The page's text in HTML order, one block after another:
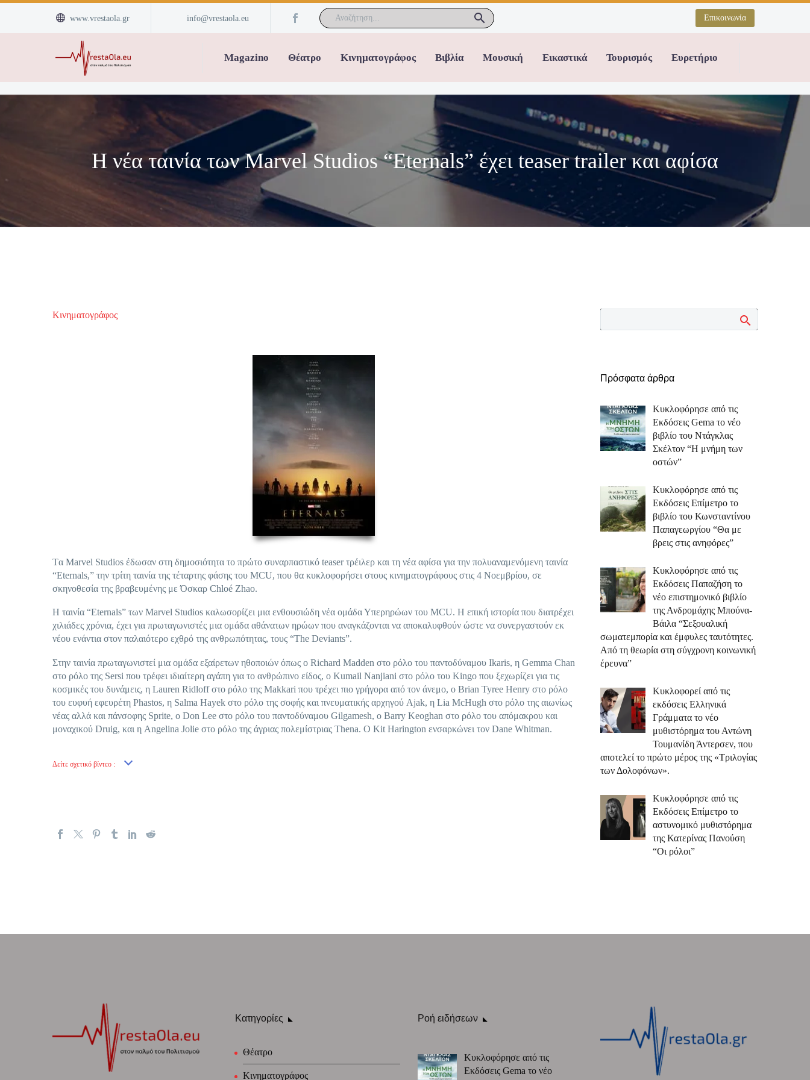

 www.vrestaola.gr info@vrestaola.eu Επικοινωνία
Magazino Θέατρο Κινηματογράφος Βιβλία Μουσική Εικαστικά Τουρισμός Ευρετήριο
Η νέα ταινία των Marvel Studios “Eternals” έχει teaser trailer και αφίσα
Κινηματογράφος
Tα Marvel Studios έδωσαν στη δημοσιότητα το πρώτο συναρπαστικό teaser τρέιλερ και τη νέα αφίσα για την πολυαναμενόμενη ταινία
“Eternals,” την τρίτη ταινία της τέταρτης φάσης του MCU, που θα κυκλοφορήσει στους κινηματογράφους στις 4 Νοεμβρίου, σε
σκηνοθεσία της βραβευμένης με Όσκαρ Chloé Zhao.
Η ταινία “Eternals” των Marvel Studios καλωσορίζει μια ενθουσιώδη νέα ομάδα Υπερηρώων του MCU. Η επική ιστορία που διατρέχει
χιλιάδες χρόνια, έχει για πρωταγωνιστές μια ομάδα αθάνατων ηρώων που αναγκάζονται να αποκαλυφθούν ώστε να συνεργαστούν εκ
νέου ενάντια στον παλαιότερο εχθρό της ανθρωπότητας, τους “The Deviants”.
Στην ταινία πρωταγωνιστεί μια ομάδα εξαίρετων ηθοποιών όπως ο Richard Madden στο ρόλο του παντοδύναμου Ikaris, η Gemma Chan
στο ρόλο της Sersi που τρέφει ιδιαίτερη αγάπη για το ανθρώπινο είδος, ο Kumail Nanjiani στο ρόλο του Kingo που ξεχωρίζει για τις
κοσμικές του δυνάμεις, η Lauren Ridloff στο ρόλο της Makkari που τρέχει πιο γρήγορα από τον άνεμο, ο Brian Tyree Henry στο ρόλο
του ευφυή εφευρέτη Phastos, η Salma Hayek στο ρόλο της σοφής και πνευματικής αρχηγού Ajak, η Lia McHugh στο ρόλο της αιωνίως
νέας αλλά και πάνσοφης Sprite, ο Don Lee στο ρόλο του παντοδύναμου Gilgamesh, ο Barry Keoghan στο ρόλο του απόμακρου και
μοναχικού Druig, και η Angelina Jolie στο ρόλο της άγριας πολεμίστριας Thena. Ο Kit Harington ενσαρκώνει τον Dane Whitman.
Δείτε σχετικό βίντεο :
Πρόσφατα άρθρα
Κυκλοφόρησε από τις
Εκδόσεις Gema το νέο
βιβλίο του Ντάγκλας
Σκέλτον “Η μνήμη των
οστών”
Κυκλοφόρησε από τις
Εκδόσεις Επίμετρο το
βιβλίο του Κωνσταντίνου
Παπαγεωργίου “Θα με
βρεις στις ανηφόρες”
Κυκλοφόρησε από τις
Εκδόσεις Παπαζήση το
νέο επιστημονικό βιβλίο
της Ανδρομάχης Μπούνα-
Βάιλα “Σεξουαλική
σωματεμπορία και έμφυλες ταυτότητες.
Από τη θεωρία στη σύγχρονη κοινωνική
έρευνα”
Κυκλοφορεί από τις
εκδόσεις Ελληνικά
Γράμματα το νέο
μυθιστόρημα του Αντώνη
Τουμανίδη Άντερσεν, που
αποτελεί το πρώτο μέρος της «Τριλογίας
των Δολοφόνων».
Κυκλοφόρησε από τις
Εκδόσεις Επίμετρο το
αστυνομικό μυθιστόρημα
της Κατερίνας Πανούση
“Οι ρόλοι”
Κατηγορίες
Θέατρο
Κινηματογράφος
Ροή ειδήσεων
Κυκλοφόρησε από τις
Εκδόσεις Gema το νέο